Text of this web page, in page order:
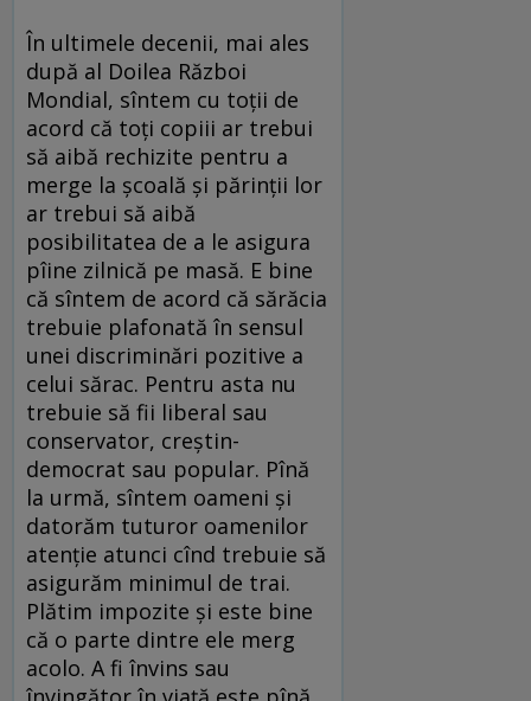
În ultimele decenii, mai ales
după al Doilea Război
Mondial, sîntem cu toţii de
acord că toţi copiii ar trebui
să aibă rechizite pentru a
merge la şcoală şi părinţii lor
ar trebui să aibă
posibilitatea de a le asigura
pîine zilnică pe masă. E bine
că sîntem de acord că sărăcia
trebuie plafonată în sensul
unei discriminări pozitive a
celui sărac. Pentru asta nu
trebuie să fii liberal sau
conservator, creştin-
democrat sau popular. Pînă
la urmă, sîntem oameni şi
datorăm tuturor oamenilor
atenţie atunci cînd trebuie să
asigurăm minimul de trai.
Plătim impozite şi este bine
că o parte dintre ele merg
acolo. A fi învins sau